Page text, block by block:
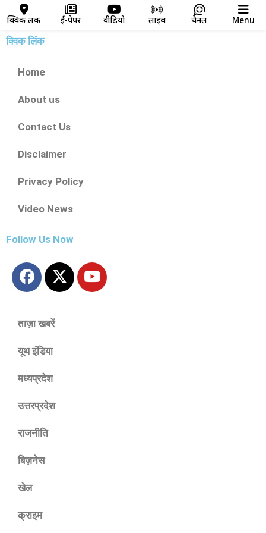
क्विक लिंक ई-पेपर वीडियो लाइव चैनल Menu
क्विक लिंक
Home
About us
Contact Us
Disclaimer
Privacy Policy
Video News
Follow Us Now
ताज़ा खबरें
यूथ इंडिया
मध्यप्रदेश
उत्तरप्रदेश
राजनीति
बिज़नेस
खेल
क्राइम